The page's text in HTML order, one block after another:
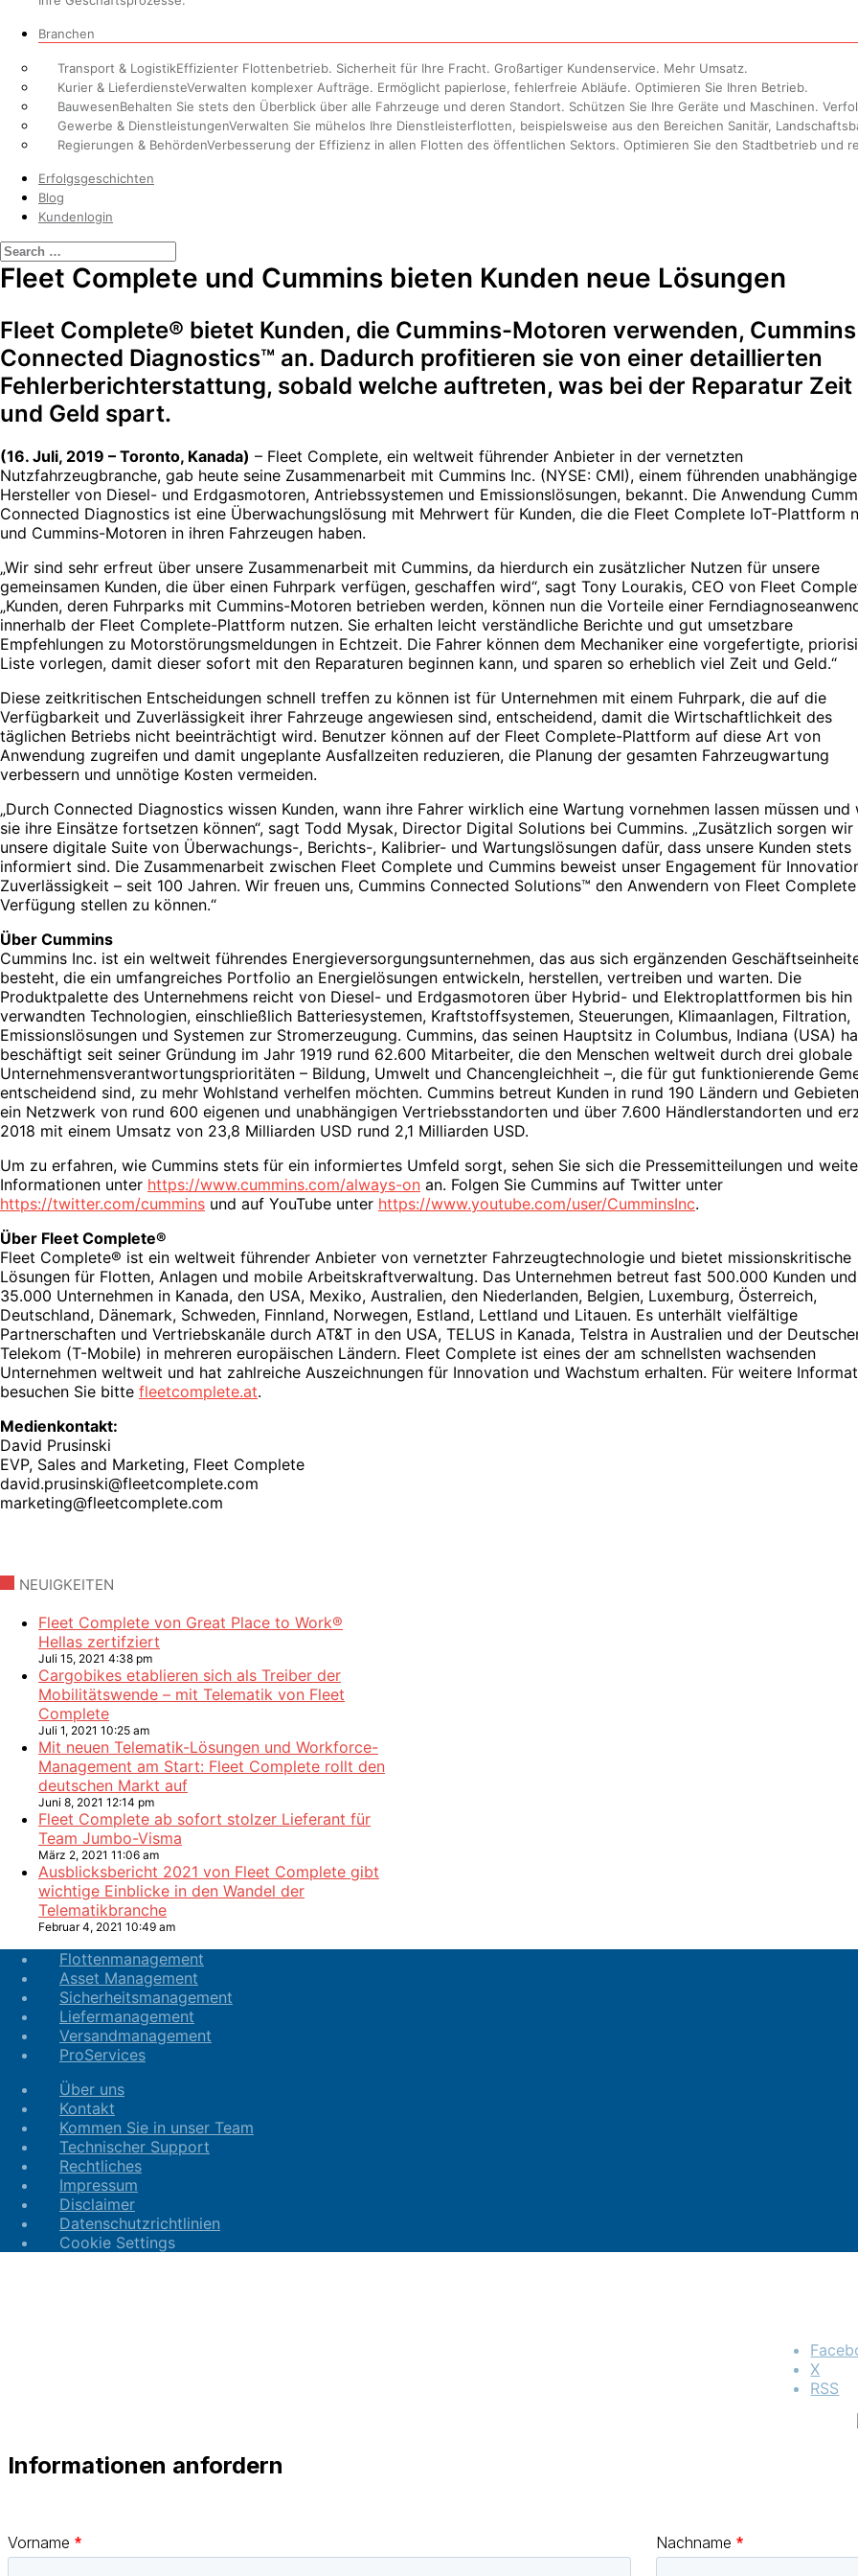
Branchen
Transport & LogistikEffizienter Flottenbetrieb. Sicherheit für Ihre Fracht. Großartiger Kundenservice. Mehr Umsatz.
Kurier & LieferdiensteVerwalten komplexer Aufträge. Ermöglicht papierlose, fehlerfreie Abläufe. Optimieren Sie Ihren Betrieb.
BauwesenBehalten Sie stets den Überblick über alle Fahrzeuge und deren Standort. Schützen Sie Ihre Geräte und Maschinen.
Gewerbe & DienstleistungenVerwalten Sie mühelos Ihre Dienstleisterflotten, beispielsweise aus den Bereichen Sanitär,
Regierungen & BehördenVerbesserung der Effizienz in allen Flotten des öffentlichen Sektors. Optimieren Sie den Stadtbetrieb und
Erfolgsgeschichten
Blog
Kundenlogin
Fleet Complete und Cummins bieten Kunden neue Lösungen
Fleet Complete® bietet Kunden, die Cummins-Motoren verwenden, Cummins
Connected Diagnostics™ an. Dadurch profitieren sie von einer detaillierten
Fehlerberichterstattung, sobald welche auftreten, was bei der Reparatur Zeit
und Geld spart.
(16. Juli, 2019 – Toronto, Kanada) – Fleet Complete, ein weltweit führender Anbieter in der vernetzten
Nutzfahrzeugbranche, gab heute seine Zusammenarbeit mit Cummins Inc. (NYSE: CMI), einem führenden
Hersteller von Diesel- und Erdgasmotoren, Antriebssystemen und Emissionslösungen, bekannt. Die Anwendung
Connected Diagnostics ist eine Überwachungslösung mit Mehrwert für Kunden, die die Fleet Complete IoT-Plattform
und Cummins-Motoren in ihren Fahrzeugen haben.
„Wir sind sehr erfreut über unsere Zusammenarbeit mit Cummins, da hierdurch ein zusätzlicher Nutzen für unsere
gemeinsamen Kunden, die über einen Fuhrpark verfügen, geschaffen wird“, sagt Tony Lourakis, CEO von Fleet
„Kunden, deren Fuhrparks mit Cummins-Motoren betrieben werden, können nun die Vorteile einer
innerhalb der Fleet Complete-Plattform nutzen. Sie erhalten leicht verständliche Berichte und gut umsetzbare
Empfehlungen zu Motorstörungsmeldungen in Echtzeit. Die Fahrer können dem Mechaniker eine vorgefertigte,
Liste vorlegen, damit dieser sofort mit den Reparaturen beginnen kann, und sparen so erheblich viel Zeit und Geld.“
Diese zeitkritischen Entscheidungen schnell treffen zu können ist für Unternehmen mit einem Fuhrpark, die auf die
Verfügbarkeit und Zuverlässigkeit ihrer Fahrzeuge angewiesen sind, entscheidend, damit die Wirtschaftlichkeit des
täglichen Betriebs nicht beeinträchtigt wird. Benutzer können auf der Fleet Complete-Plattform auf diese Art von
Anwendung zugreifen und damit ungeplante Ausfallzeiten reduzieren, die Planung der gesamten Fahrzeugwartung
verbessern und unnötige Kosten vermeiden.
„Durch Connected Diagnostics wissen Kunden, wann ihre Fahrer wirklich eine Wartung vornehmen lassen müssen und
sie ihre Einsätze fortsetzen können“, sagt Todd Mysak, Director Digital Solutions bei Cummins. „Zusätzlich sorgen wir
unsere digitale Suite von Überwachungs-, Berichts-, Kalibrier- und Wartungslösungen dafür, dass unsere Kunden stets
informiert sind. Die Zusammenarbeit zwischen Fleet Complete und Cummins beweist unser Engagement für
Zuverlässigkeit – seit 100 Jahren. Wir freuen uns, Cummins Connected Solutions™ den Anwendern von Fleet
Verfügung stellen zu können.“
Über Cummins
Cummins Inc. ist ein weltweit führendes Energieversorgungsunternehmen, das aus sich ergänzenden
besteht, die ein umfangreiches Portfolio an Energielösungen entwickeln, herstellen, vertreiben und warten. Die
Produktpalette des Unternehmens reicht von Diesel- und Erdgasmotoren über Hybrid- und Elektroplattformen bis hin
verwandten Technologien, einschließlich Batteriesystemen, Kraftstoffsystemen, Steuerungen, Klimaanlagen, Filtration,
Emissionslösungen und Systemen zur Stromerzeugung. Cummins, das seinen Hauptsitz in Columbus, Indiana (USA)
beschäftigt seit seiner Gründung im Jahr 1919 rund 62.600 Mitarbeiter, die den Menschen weltweit durch drei globale
Unternehmensverantwortungsprioritäten – Bildung, Umwelt und Chancengleichheit –, die für gut funktionierende
entscheidend sind, zu mehr Wohlstand verhelfen möchten. Cummins betreut Kunden in rund 190 Ländern und
ein Netzwerk von rund 600 eigenen und unabhängigen Vertriebsstandorten und über 7.600 Händlerstandorten und
2018 mit einem Umsatz von 23,8 Milliarden USD rund 2,1 Milliarden USD.
Um zu erfahren, wie Cummins stets für ein informiertes Umfeld sorgt, sehen Sie sich die Pressemitteilungen und
Informationen unter https://www.cummins.com/always-on an. Folgen Sie Cummins auf Twitter unter
https://twitter.com/cummins und auf YouTube unter https://www.youtube.com/user/CumminsInc.
Über Fleet Complete®
Fleet Complete® ist ein weltweit führender Anbieter von vernetzter Fahrzeugtechnologie und bietet missionskritische
Lösungen für Flotten, Anlagen und mobile Arbeitskraftverwaltung. Das Unternehmen betreut fast 500.000 Kunden
35.000 Unternehmen in Kanada, den USA, Mexiko, Australien, den Niederlanden, Belgien, Luxemburg, Österreich,
Deutschland, Dänemark, Schweden, Finnland, Norwegen, Estland, Lettland und Litauen. Es unterhält vielfältige
Partnerschaften und Vertriebskanäle durch AT&T in den USA, TELUS in Kanada, Telstra in Australien und der
Telekom (T-Mobile) in mehreren europäischen Ländern. Fleet Complete ist eines der am schnellsten wachsenden
Unternehmen weltweit und hat zahlreiche Auszeichnungen für Innovation und Wachstum erhalten. Für weitere
besuchen Sie bitte fleetcomplete.at.
Medienkontakt:
David Prusinski
EVP, Sales and Marketing, Fleet Complete
david.prusinski@fleetcomplete.com
marketing@fleetcomplete.com
NEUIGKEITEN
Fleet Complete von Great Place to Work®
Hellas zertifziert
Juli 15, 2021 4:38 pm
Cargobikes etablieren sich als Treiber der
Mobilitätswende – mit Telematik von Fleet
Complete
Juli 1, 2021 10:25 am
Mit neuen Telematik-Lösungen und Workforce-
Management am Start: Fleet Complete rollt den
deutschen Markt auf
Juni 8, 2021 12:14 pm
Fleet Complete ab sofort stolzer Lieferant für
Team Jumbo-Visma
März 2, 2021 11:06 am
Ausblicksbericht 2021 von Fleet Complete gibt
wichtige Einblicke in den Wandel der
Telematikbranche
Februar 4, 2021 10:49 am
Flottenmanagement
Asset Management
Sicherheitsmanagement
Liefermanagement
Versandmanagement
ProServices
Über uns
Kontakt
Kommen Sie in unser Team
Technischer Support
Rechtliches
Impressum
Disclaimer
Datenschutzrichtlinien
Cookie Settings
X
RSS